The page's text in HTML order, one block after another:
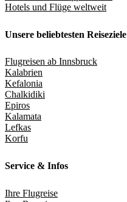
Hotels und Flüge weltweit
Unsere beliebtesten Reiseziele
Flugreisen ab Innsbruck
Kalabrien
Kefalonia
Chalkidiki
Epiros
Kalamata
Lefkas
Korfu
Service & Infos
Ihre Flugreise